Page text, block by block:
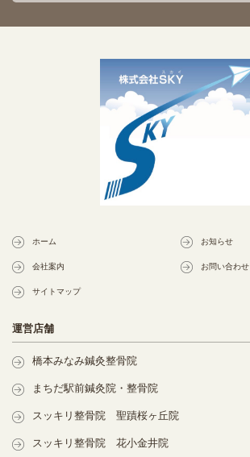
ホーム お知らせ
会社案内 お問い合わせ
サイトマップ
運営店舗
橋本みなみ鍼灸整骨院
まちだ駅前鍼灸院・整骨院
スッキリ整骨院 聖蹟桜ヶ丘院
スッキリ整骨院 花小金井院